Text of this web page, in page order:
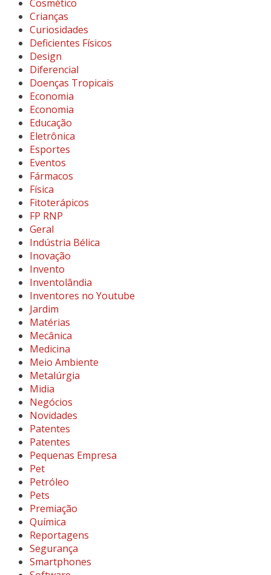
Cosmético
Crianças
Curiosidades
Deficientes Físicos
Design
Diferencial
Doenças Tropicais
Economia
Economia
Educação
Eletrônica
Esportes
Eventos
Fármacos
Física
Fitoterápicos
FP RNP
Geral
Indústria Bélica
Inovação
Invento
Inventolândia
Inventores no Youtube
Jardim
Matérias
Mecânica
Medicina
Meio Ambiente
Metalúrgia
Midia
Negócios
Novidades
Patentes
Patentes
Pequenas Empresa
Pet
Petróleo
Pets
Premiação
Química
Reportagens
Segurança
Smartphones